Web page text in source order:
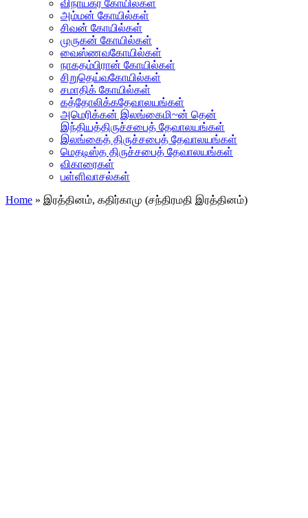
விநாயகர் கோயில்கள்
அம்மன் கோயில்கள்
சிவன் கோயில்கள்
முருகன் கோயில்கள்
வைஸ்ணவகோயில்கள்
நாகதம்பிரான் கோயில்கள்
சிறுதெய்வகோயில்கள்
சமாதிக் கோயில்கள்
கத்தோலிக்கதேவாலயங்கள்
அமெரிக்கன் இலங்கைமி~ன் தென்
இந்தியத்திருச்சபைத் தேவாலயங்கள்
இலங்கைத் திருச்சபைத் தேவாலயங்கள்
மெதடிஸ்த திருச்சபைத் தேவாலயங்கள்
விகாரைகள்
பள்ளிவாசல்கள்
Home » இரத்தினம், கதிர்காமு (சந்திரமதி இரத்தினம்)